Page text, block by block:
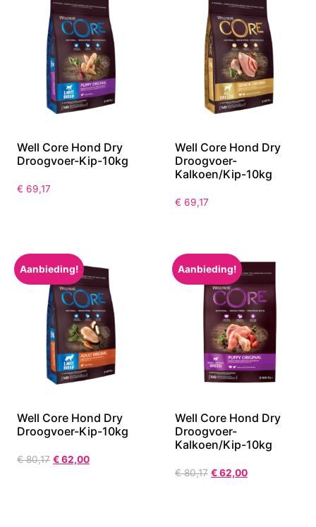
Well Core Hond Dry
Droogvoer-Kip-10kg
€ 69,17
Well Core Hond Dry
Droogvoer-
Kalkoen/Kip-10kg
€ 69,17
Aanbieding!
Well Core Hond Dry
Droogvoer-Kip-10kg
€80,17 €62,00
Aanbieding!
Well Core Hond Dry
Droogvoer-
Kalkoen/Kip-10kg
€80,17 €62,00